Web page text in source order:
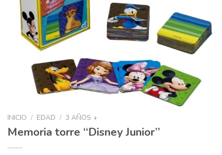
INICIO / EDAD / 3 AÑOS +
Memoria torre “Disney Junior”